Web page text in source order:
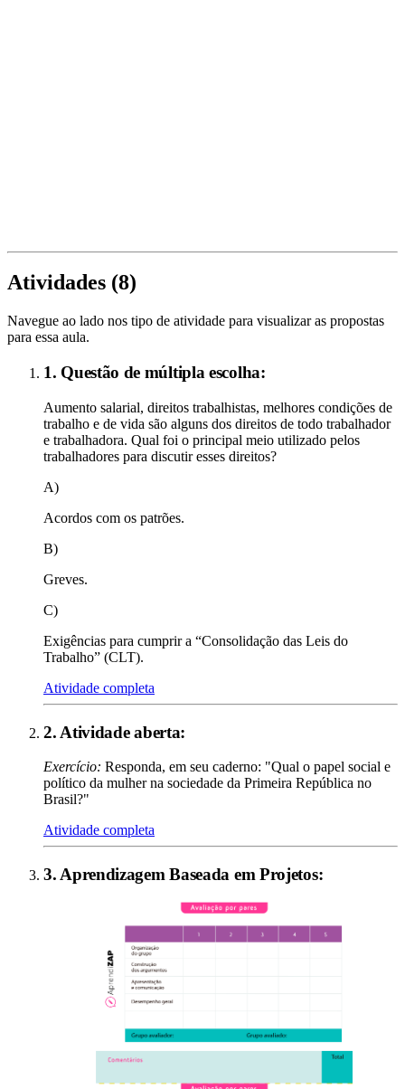
Atividades (8)
Navegue ao lado nos tipo de atividade para visualizar as propostas
para essa aula.
1. Questão de múltipla escolha:
Aumento salarial, direitos trabalhistas, melhores condições de
trabalho e de vida são alguns dos direitos de todo trabalhador
e trabalhadora. Qual foi o principal meio utilizado pelos
trabalhadores para discutir esses direitos?
A)
Acordos com os patrões.
B)
Greves.
C)
Exigências para cumprir a “Consolidação das Leis do
Trabalho” (CLT).
Atividade completa
2. Atividade aberta:
Exercício: Responda, em seu caderno: "Qual o papel social e
político da mulher na sociedade da Primeira República no
Brasil?"
Atividade completa
3. Aprendizagem Baseada em Projetos: